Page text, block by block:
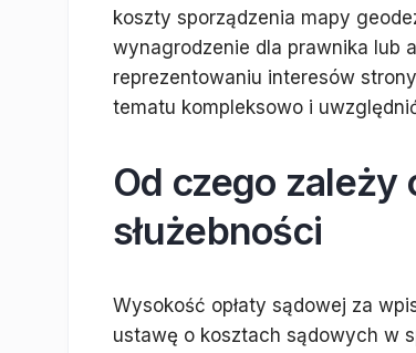
koszty sporządzenia mapy
wynagrodzenie dla prawnika lub
reprezentowaniu interesów
tematu kompleksowo i
Od czego
służebności
Wysokość opłaty sądowej za
ustawę o kosztach sądowych w